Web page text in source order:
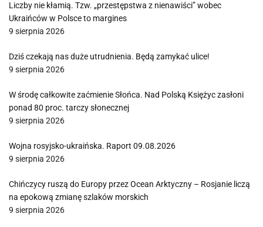
Liczby nie kłamią. Tzw. „przestępstwa z nienawiści” wobec
Ukraińców w Polsce to margines
9 sierpnia 2026
Dziś czekają nas duże utrudnienia. Będą zamykać ulice!
9 sierpnia 2026
W środę całkowite zaćmienie Słońca. Nad Polską Księżyc zasłoni
ponad 80 proc. tarczy słonecznej
9 sierpnia 2026
Wojna rosyjsko-ukraińska. Raport 09.08.2026
9 sierpnia 2026
Chińczycy ruszą do Europy przez Ocean Arktyczny – Rosjanie liczą
na epokową zmianę szlaków morskich
9 sierpnia 2026